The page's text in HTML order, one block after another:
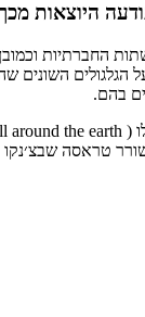
היוצאות
החברתיות
השונים
בהם.